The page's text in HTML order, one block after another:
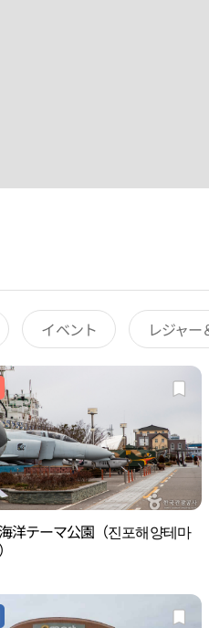
イベント レジャー
洋テーマ公園（진포해양테마